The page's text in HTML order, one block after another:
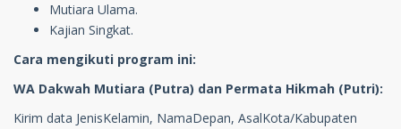
Mutiara Ulama.
Kajian Singkat.
Cara mengikuti program ini:
WA Dakwah Mutiara (Putra) dan Permata Hikmah (Putri):
Kirim data JenisKelamin, NamaDepan, AsalKota/Kabupaten